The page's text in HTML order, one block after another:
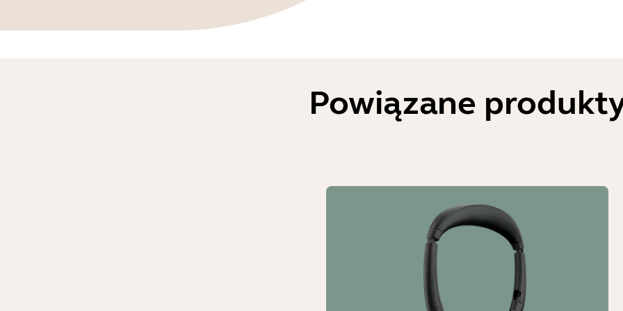
Powiązane